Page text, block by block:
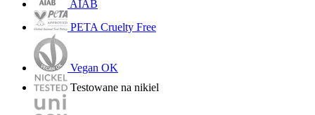
AIAB
PETA Cruelty Free
Vegan OK
Testowane na nikiel